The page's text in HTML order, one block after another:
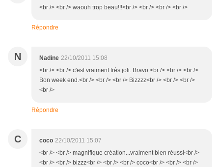
<br /> <br /> waouh trop beau!!!<br /> <br /> <br /> <br />
Répondre
N Nadine 22/10/2011 15:08
<br /> <br /> c'est vraiment très joli. Bravo.<br /> <br /> <br />
Bon week end.<br /> <br /> <br /> Bizzzz<br /> <br /> <br />
<br />
Répondre
C coco 22/10/2011 15:07
<br /> <br /> magnifique création...vraiment bien réussi<br />
<br /> <br /> bizzz<br /> <br /> <br /> coco<br /> <br /> <br />